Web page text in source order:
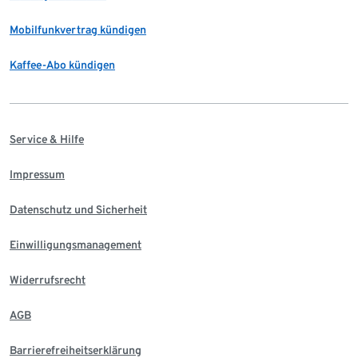
Mobilfunkvertrag kündigen
Kaffee-Abo kündigen
Service & Hilfe
Impressum
Datenschutz und Sicherheit
Einwilligungsmanagement
Widerrufsrecht
AGB
Barrierefreiheitserklärung